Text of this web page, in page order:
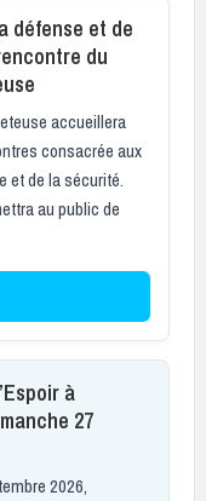
défense et de
du
accueillera
consacrée aux
et de la sécurité.
au public de
à
27
2026,